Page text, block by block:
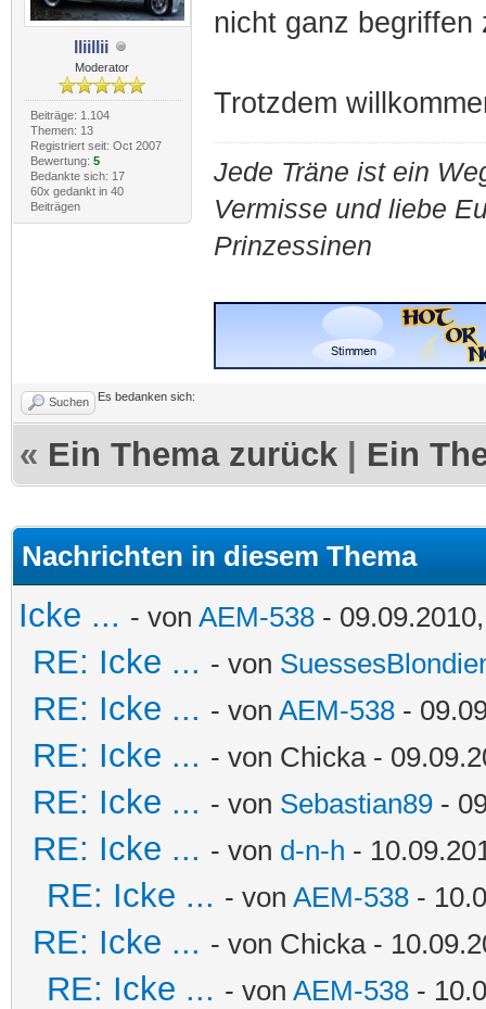
lliillii
Moderator
Beiträge: 1.104
Themen: 13
Registriert seit: Oct 2007
Bewertung: 5
Bedankte sich: 17
60x gedankt in 40
Beiträgen
nicht ganz
Trotzdem
Jede Träne ist ein
Vermisse und liebe
Prinzessinen
Suchen Es bedanken sich:
« Ein Thema zurück Ein
Nachrichten in diesem Thema
Icke ... - von AEM-538 -
RE: Icke ... - von
RE: Icke ... - von AEM-538 -
RE: Icke ... - von Chicka -
RE: Icke ... - von Sebastian89 -
RE: Icke ... - von d-n-h -
RE: Icke ... - von AEM-538 -
RE: Icke ... - von Chicka -
RE: Icke ... - von AEM-538 -